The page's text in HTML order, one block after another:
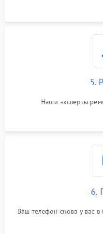
5.
Наши эксперты
6.
Ваш телефон снова у вас